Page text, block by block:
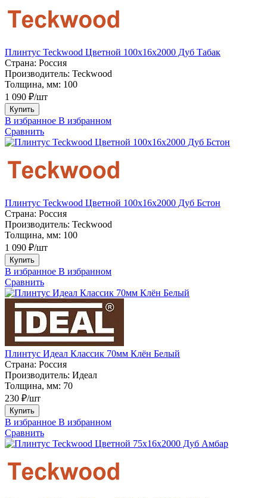
Плинтус Teckwood Цветной 100x16х2000 Дуб Табак
Страна: Россия
Производитель: Teckwood
Толщина, мм: 100
1 090 ₽/шт
Купить
В избранное В избранном
Сравнить
Плинтус Teckwood Цветной 100x16х2000 Дуб Бстон
Страна: Россия
Производитель: Teckwood
Толщина, мм: 100
1 090 ₽/шт
Купить
В избранное В избранном
Сравнить
Плинтус Идеал Классик 70мм Клён Белый
Страна: Россия
Производитель: Идеал
Толщина, мм: 70
230 ₽/шт
Купить
В избранное В избранном
Сравнить